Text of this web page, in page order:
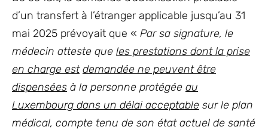
d’un transfert à l’étranger applicable jusqu’au 31
mai 2025 prévoyait que « Par sa signature, le
médecin atteste que les prestations dont la prise
en charge est demandée ne peuvent être
dispensées à la personne protégée au
Luxembourg dans un délai acceptable sur le plan
médical, compte tenu de son état actuel de santé